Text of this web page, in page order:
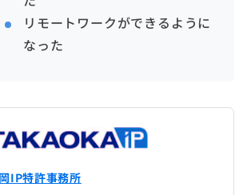
リモートワークができるように
なった
IP特許事務所